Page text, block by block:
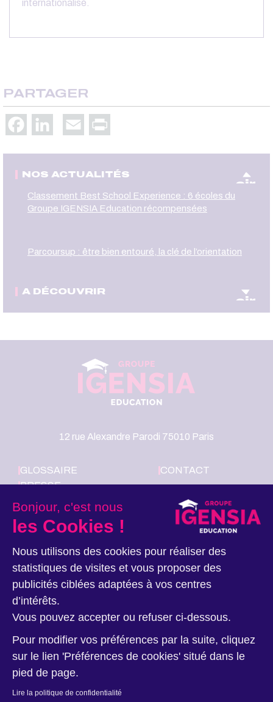
Bonjour, c'est nous
les Cookies !
Nous utilisons des cookies pour réaliser des
statistiques de visites et vous proposer des
publicités ciblées adaptées à vos centres
d’intérêts.
Vous pouvez accepter ou refuser ci-dessous.
Pour modifier vos préférences par la suite, cliquez
sur le lien 'Préférences de cookies' situé dans le
pied de page.
Lire la politique de confidentialité
internationalisé.
PARTAGER
FacebookLinkedIn Email
NOS ACTUALITÉS
oir
Classement Best School Experience : 6 écoles du
Groupe IGENSIA Education récompensées
Parcoursup : être bien entouré, la clé de l’orientation
A DÉCOUVRIR
oir
12 rue Alexandre Parodi 75010 Paris
GLOSSAIRE
PRESSE
LE GROUPE
IGENSIA
EDUCATION
CONTACT
Nous suivre